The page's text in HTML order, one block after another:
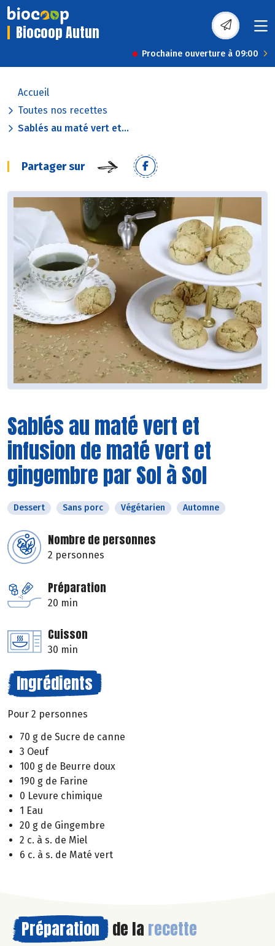
Biocoop Autun
Prochaine ouverture à 09:00
Accueil
Toutes nos recettes
Sablés au maté vert et...
Partager sur
Sablés au maté vert et
infusion de maté vert et
gingembre par Sol à Sol
Dessert Sans porc Végétarien Automne
Nombre de personnes
2 personnes
Préparation
20 min
Cuisson
30 min
Ingrédients
Pour 2 personnes
70 g de Sucre de canne
3 Oeuf
100 g de Beurre doux
190 g de Farine
0 Levure chimique
1 Eau
20 g de Gingembre
2 c. à s. de Miel
6 c. à s. de Maté vert
Préparation de la recette